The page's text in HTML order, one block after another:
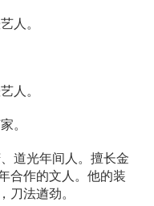
人。
人。
。
道光年间人。擅长金
合作的文人。他的装
刀法遒劲。